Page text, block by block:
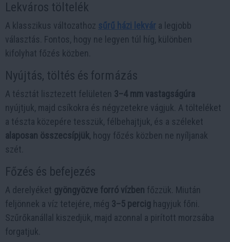
Lekváros töltelék
A klasszikus változathoz sűrű házi lekvár a legjobb
választás. Fontos, hogy ne legyen túl híg, különben
kifolyhat főzés közben.
Nyújtás, töltés és formázás
A tésztát lisztezett felületen 3–4 mm vastagságúra
nyújtjuk, majd csíkokra és négyzetekre vágjuk. A tölteléket
a tészta közepére tesszük, félbehajtjuk, és a széleket
alaposan összecsípjük, hogy főzés közben ne nyíljanak
szét.
Főzés és befejezés
A derelyéket gyöngyözve forró vízben főzzük. Miután
feljönnek a víz tetejére, még 3–5 percig hagyjuk főni.
Szűrőkanállal kiszedjük, majd azonnal a pirított morzsába
forgatjuk.